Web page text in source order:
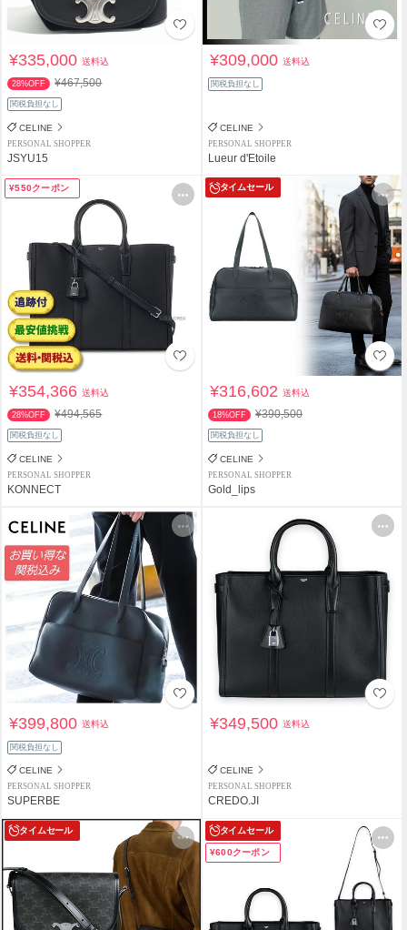
¥335,000送料込
28%OFF ¥467,500
関税負担なし
CELINE
PERSONAL SHOPPER
JSYU15
¥309,000送料込
関税負担なし
CELINE
PERSONAL SHOPPER
Lueur d'Etoile
¥550クーポン
¥354,366送料込
28%OFF ¥494,565
関税負担なし
CELINE
PERSONAL SHOPPER
KONNECT
タイムセール
¥316,602送料込
18%OFF ¥390,500
関税負担なし
CELINE
PERSONAL SHOPPER
Gold_lips
¥399,800送料込
関税負担なし
CELINE
PERSONAL SHOPPER
SUPERBE
¥349,500送料込
CELINE
PERSONAL SHOPPER
CREDO.JI
タイムセール タイムセール
¥600クーポン